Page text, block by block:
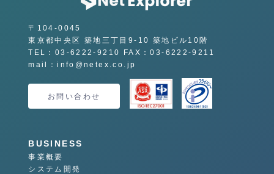
〒104-0045
東京都中央区 築地三丁目9-10 築地ビル10階
TEL：03-6222-9210 FAX：03-6222-9211
mail：info@netex.co.jp
お問い合わせ
BUSINESS
事業概要
システム開発